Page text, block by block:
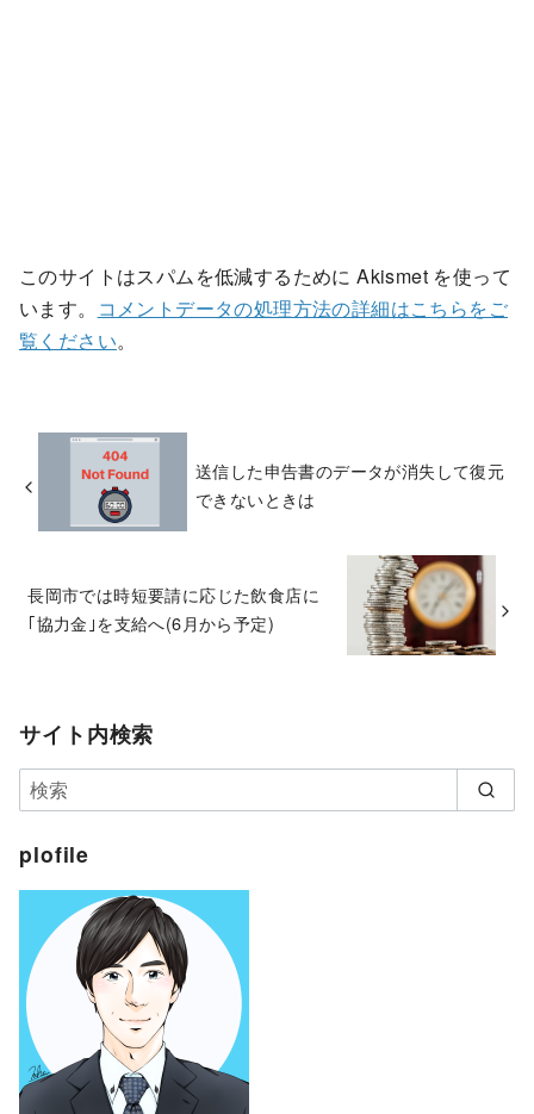
このサイトはスパムを低減するために Akismet を使って
います。
コメントデータの処理方法の詳細はこちらをご
覧ください。
送信した申告書のデータが消失して復元
できないときは
長岡市では時短要請に応じた飲食店に
｢協力金｣を支給へ(6月から予定)
サイト内検索
plofile